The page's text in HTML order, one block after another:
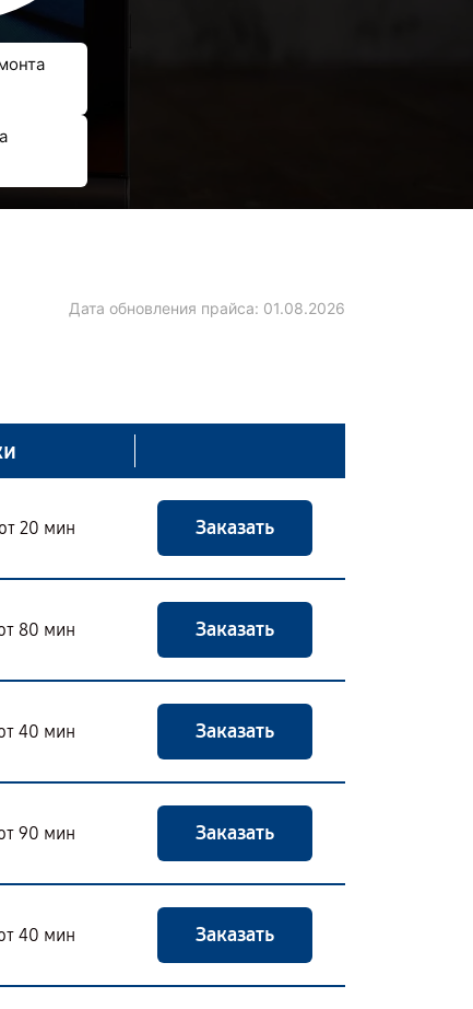
Дата обновления прайса: 01.08.2026
20 мин Заказать
80 мин Заказать
40 мин Заказать
90 мин Заказать
40 мин Заказать